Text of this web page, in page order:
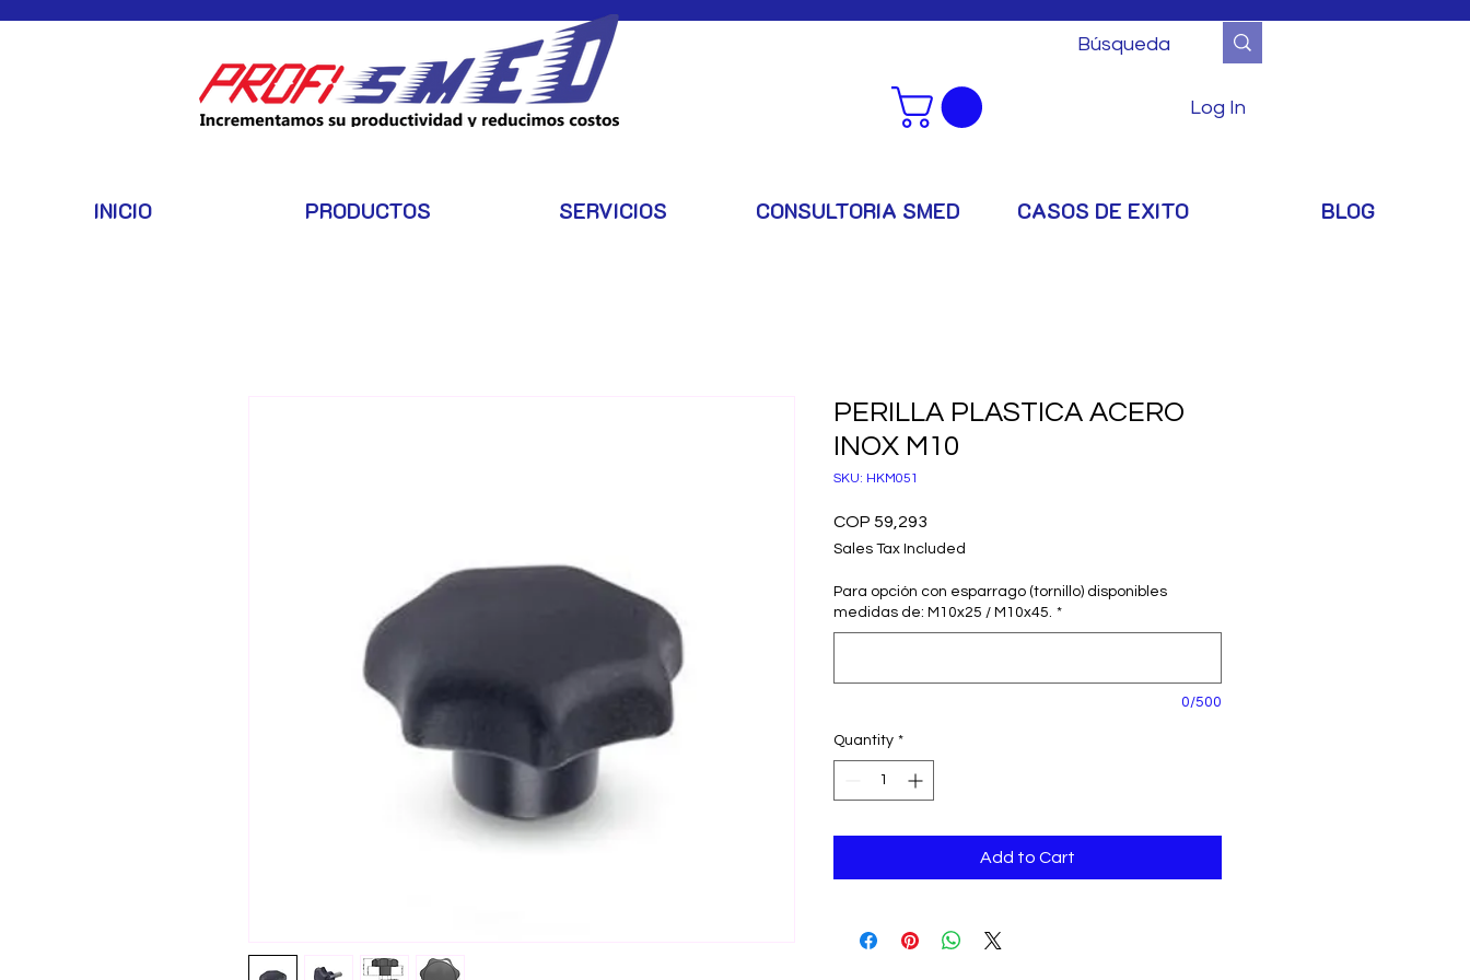
Log In
INICIO PRODUCTOS SERVICIOS CONSULTORIA SMED CASOS DE EXITO BLOG
PERILLA PLASTICA ACERO
INOX M10
SKU: HKM051
COP 59,293
Sales Tax Included
Para opción con esparrago (tornillo) disponibles
medidas de: M10x25 / M10x45. *
0/500
Quantity *
Add to Cart